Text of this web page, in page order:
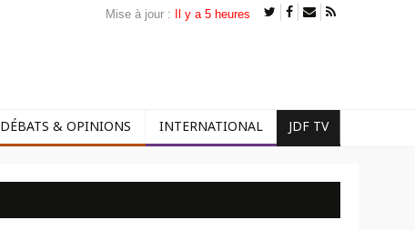
Mise à jour : Il y a 5 heures
DÉBATS & OPINIONS INTERNATIONAL JDF TV